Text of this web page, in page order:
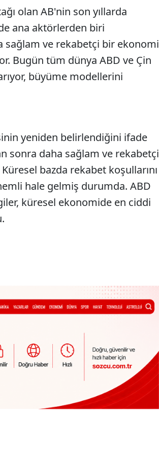
olan AB'nin son yıllarda
ana aktörlerden biri
sağlam ve rekabetçi bir ekonomi
Bugün tüm dünya ABD ve Çin
büyüme modellerini
yeniden belirlendiğini ifade
sonra daha sağlam ve rekabetçi
bazda rekabet koşullarını
hale gelmiş durumda. ABD
küresel ekonomide en ciddi